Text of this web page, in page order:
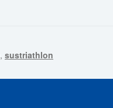
,sustriathlon